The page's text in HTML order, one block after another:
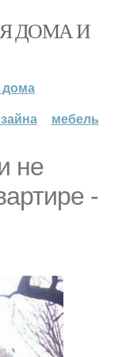
ДОМА И
дома
мебель
не
-